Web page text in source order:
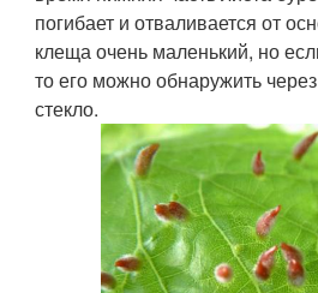
погибает и отваливается от
клеща очень маленький, но
то его можно обнаружить
стекло.